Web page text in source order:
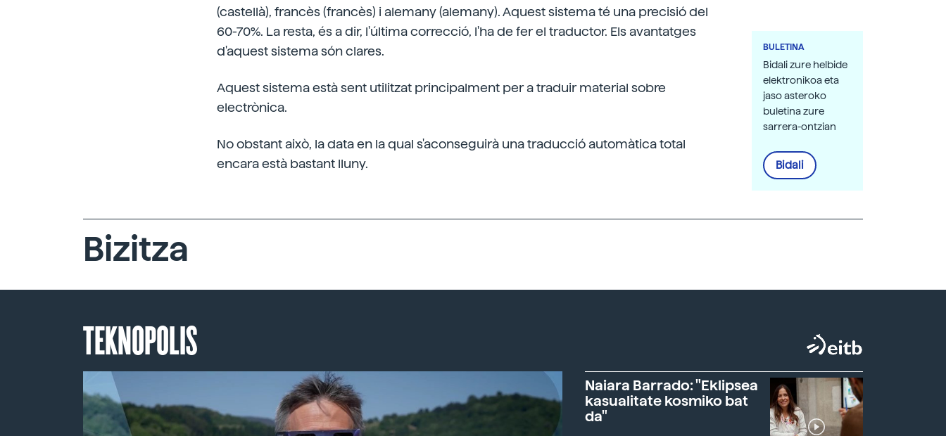
(castellà), francès (francès) i alemany (alemany). Aquest sistema té una precisió del
60-70%. La resta, és a dir, l'última correcció, l'ha de fer el traductor. Els avantatges
d'aquest sistema són clares.
Aquest sistema està sent utilitzat principalment per a traduir material sobre
electrònica.
No obstant això, la data en la qual s'aconseguirà una traducció automàtica total
encara està bastant lluny.
BULETINA
Bidali zure helbide
elektronikoa eta
jaso asteroko
buletina zure
sarrera-ontzian
Bidali
Bizitza
TEKNOPOLIS
Naiara Barrado: "Eklipsea
kasualitate kosmiko bat
da"